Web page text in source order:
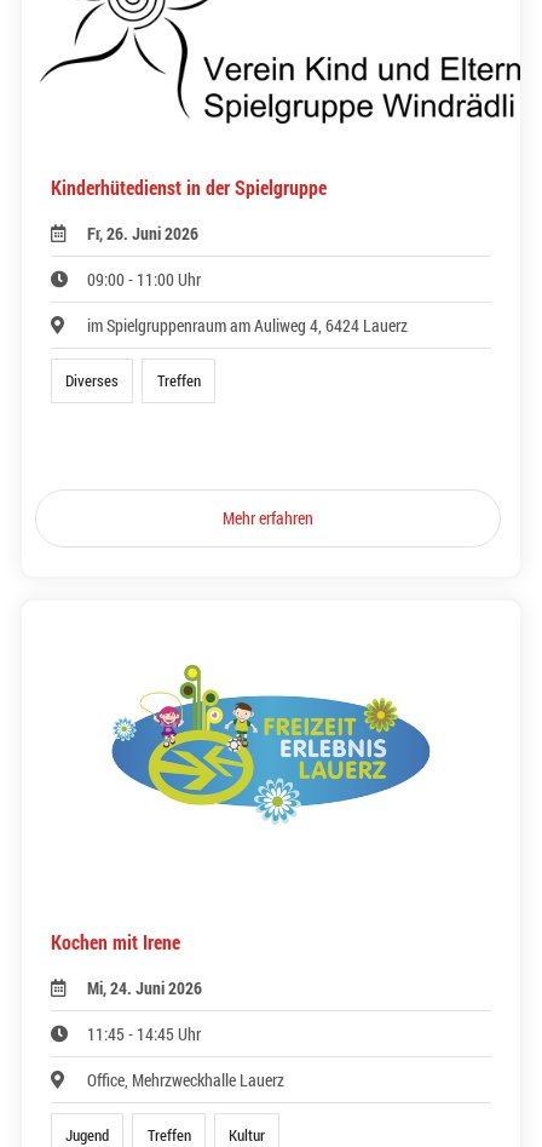
Kinderhütedienst in der Spielgruppe
Fr, 26. Juni 2026
09:00 - 11:00 Uhr
im Spielgruppenraum am Auliweg 4, 6424 Lauerz
Diverses Treffen
Mehr erfahren
Kochen mit Irene
Mi, 24. Juni 2026
11:45 - 14:45 Uhr
Office, Mehrzweckhalle Lauerz
Jugend Treffen Kultur